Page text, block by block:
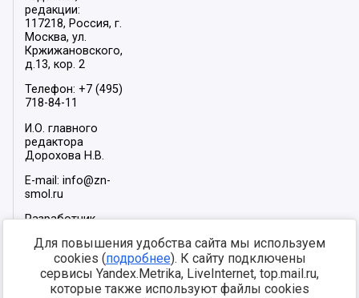
редакции:
117218, Россия, г.
Москва, ул.
Кржижановского,
д.13, кор. 2
Телефон: +7 (495)
718-84-11
И.О. главного
редактора
Дорохова Н.В.
E-mail: info@zn-
smol.ru
Разработчик
2026
Мы в социальных
сетях:
Для повышения удобства сайта мы используем
cookies (подробнее). К сайту подключены
сервисы Yandex.Metrika, LiveInternet, top.mail.ru,
которые также используют файлы cookies